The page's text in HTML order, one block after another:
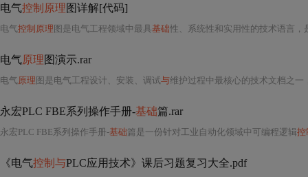
电气控制原理图详解[代码]
电气控制原理 图是电气工程领域中最具基础性、系统性和实用性的技术语言，
电气原理图演示.rar
电气原理 图是电气工程设计、安装、调试与维护过程中最核心的技术文档之一，它以标准化的图形符号和
永宏PLC FBE系列操作手册-基础篇.rar
永宏PLC FBE系列操作手册-基础篇是一份针对工业自动化领域中可编程逻辑控
《电气控制与PLC应用技术》课后习题复习大全.pdf